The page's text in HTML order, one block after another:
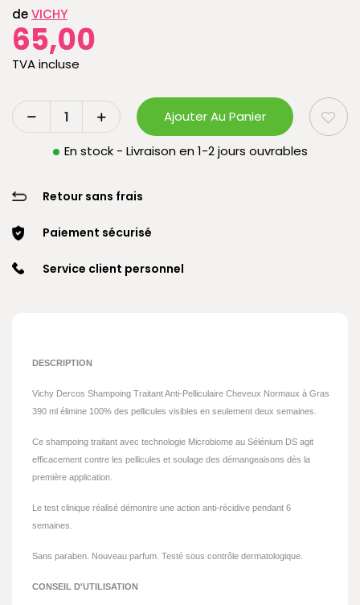
deVICHY
65,00
TVA incluse
Ajouter Au Panier
En stock - Livraison en 1-2 jours ouvrables
Retour sans frais
Paiement sécurisé
Service client personnel
DESCRIPTION
Vichy Dercos Shampoing Traitant Anti-Pelliculaire Cheveux Normaux à Gras
390 ml élimine 100% des pellicules visibles en seulement deux semaines.
Ce shampoing traitant avec technologie Microbiome au Sélénium DS agit
efficacement contre les pellicules et soulage des démangeaisons dès la
première application.
Le test clinique réalisé démontre une action anti-récidive pendant 6
semaines.
Sans paraben. Nouveau parfum. Testé sous contrôle dermatologique.
CONSEIL D'UTILISATION